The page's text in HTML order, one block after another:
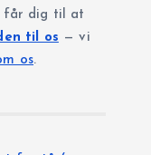
får dig til at
til os — vi
os.